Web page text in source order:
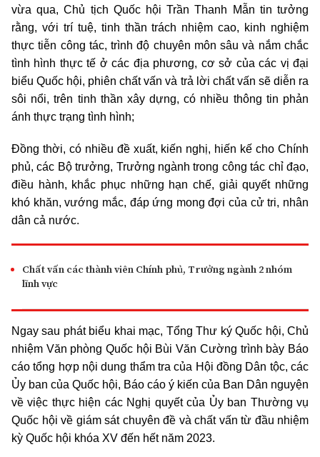
vừa qua, Chủ tịch Quốc hội Trần Thanh Mẫn tin tưởng
rằng, với trí tuệ, tinh thần trách nhiệm cao, kinh nghiệm
thực tiễn công tác, trình độ chuyên môn sâu và nắm chắc
tình hình thực tế ở các địa phương, cơ sở của các vị đại
biểu Quốc hội, phiên chất vấn và trả lời chất vấn sẽ diễn ra
sôi nổi, trên tinh thần xây dựng, có nhiều thông tin phản
ánh thực trạng tình hình;
Đồng thời, có nhiều đề xuất, kiến nghị, hiến kế cho Chính
phủ, các Bộ trưởng, Trưởng ngành trong công tác chỉ đạo,
điều hành, khắc phục những hạn chế, giải quyết những
khó khăn, vướng mắc, đáp ứng mong đợi của cử tri, nhân
dân cả nước.
Chất vấn các thành viên Chính phủ, Trưởng ngành 2 nhóm
lĩnh vực
Ngay sau phát biểu khai mạc, Tổng Thư ký Quốc hội, Chủ
nhiệm Văn phòng Quốc hội Bùi Văn Cường trình bày Báo
cáo tổng hợp nội dung thẩm tra của Hội đồng Dân tộc, các
Ủy ban của Quốc hội, Báo cáo ý kiến của Ban Dân nguyện
về việc thực hiện các Nghị quyết của Ủy ban Thường vụ
Quốc hội về giám sát chuyên đề và chất vấn từ đầu nhiệm
kỳ Quốc hội khóa XV đến hết năm 2023.